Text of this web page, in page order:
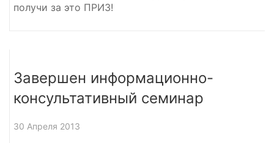
получи за это ПРИЗ!
Завершен информационно-
консультативный семинар
30 Апреля 2013